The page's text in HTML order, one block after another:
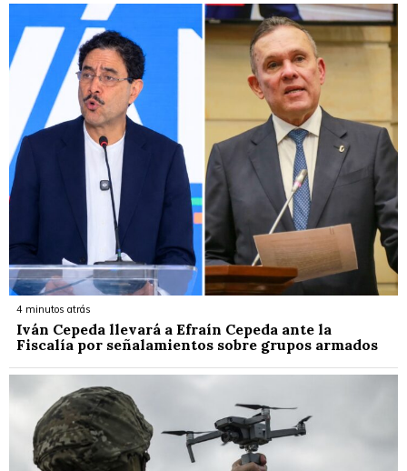
4 minutos atrás
Iván Cepeda llevará a Efraín Cepeda ante la
Fiscalía por señalamientos sobre grupos armados